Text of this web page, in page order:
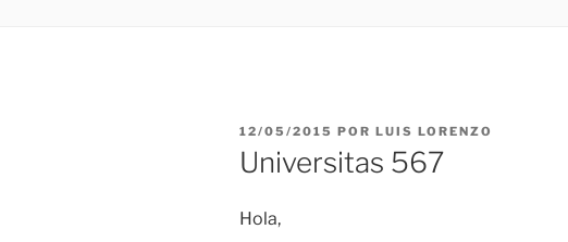
PUBLICADO
EL
12/05/2015 POR LUIS LORENZO
Universitas 567
Hola,